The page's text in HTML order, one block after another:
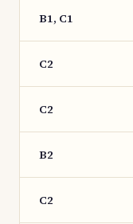
B1, C1
C2
C2
B2
C2